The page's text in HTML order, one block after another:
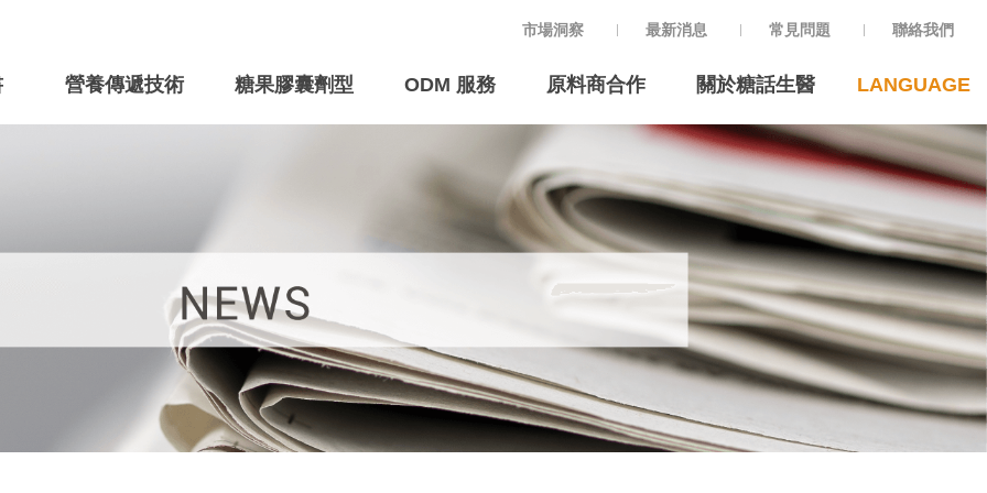
市場洞察 最新消息 常見問題 聯絡我們
營養傳遞技術 糖果膠囊劑型 ODM 服務 原料商合作 關於糖話生醫 LANGUAGE